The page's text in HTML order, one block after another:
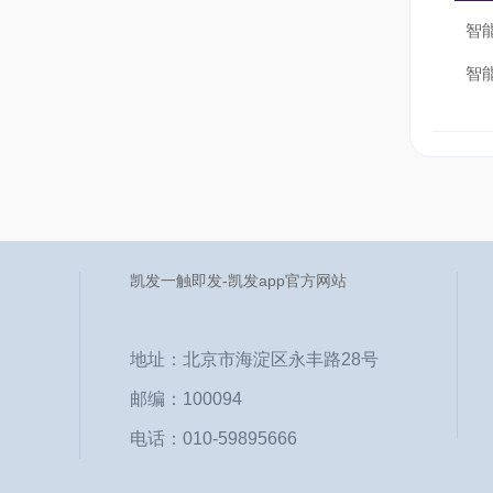
源
智
智
凯发一触即发-凯发app官方网站
地址：北京市海淀区永丰路28号
邮编：100094
电话：010-59895666